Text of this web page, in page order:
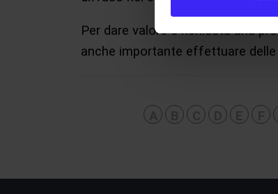
Per dare valore è richiesta una
anche importante effettuare delle